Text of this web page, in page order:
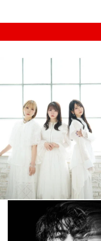
...
8月 4
4 0
musicjapantv
💡8月特番放送決定！
...